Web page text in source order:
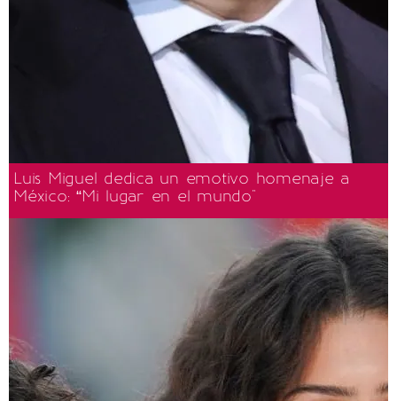
Luis Miguel dedica un emotivo homenaje a
México: “Mi lugar en el mundo"